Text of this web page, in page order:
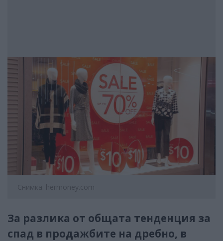
Снимка: hermoney.com
За разлика от общата тенденция за
спад в продажбите на дребно, в